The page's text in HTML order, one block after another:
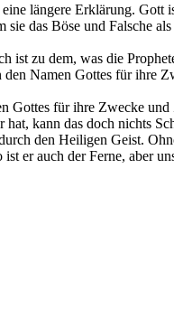
längere Erklärung.
das Böse und Falsche
ist zu dem, was die
den Namen Gottes für ihre
Gottes für ihre Zwecke
kann das doch nichts
den Heiligen Geist.
er auch der Ferne, aber